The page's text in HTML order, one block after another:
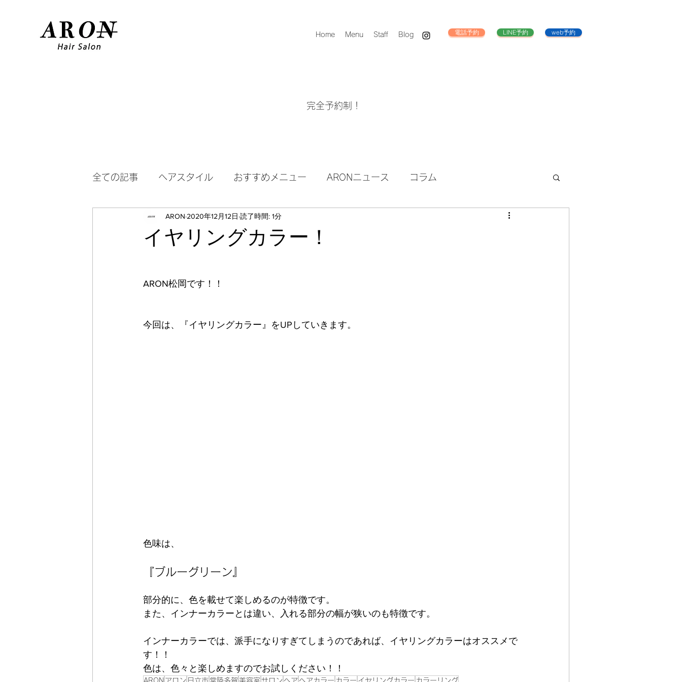
Home Menu Staff Blog 電話予約 LINE予約 web予約
完全予約制！
全ての記事 ヘアスタイル おすすめメニュー ARONニュース コラム
イヤリングカラー！
ARON 2020年12月12日 読了時間: 1分
ARON松岡です！！
今回は、『イヤリングカラー』をUPしていきます。
色味は、
『ブルーグリーン』
部分的に、色を載せて楽しめるのが特徴です。
また、インナーカラーとは違い、入れる部分の幅が狭いのも特徴です。
インナーカラーでは、派手になりすぎてしまうのであれば、イヤリングカラーはオススメで
す！！
色は、色々と楽しめますのでお試しください！！
ARON アロン 日立市 常陸多賀 美容室 サロン ヘア ヘアカラー カラー イヤリングカラー カラーリング